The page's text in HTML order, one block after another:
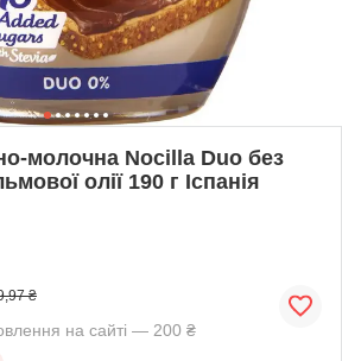
молочна Nocilla Duo без
олії 190 г Іспанія
₴
на сайті — 200 ₴